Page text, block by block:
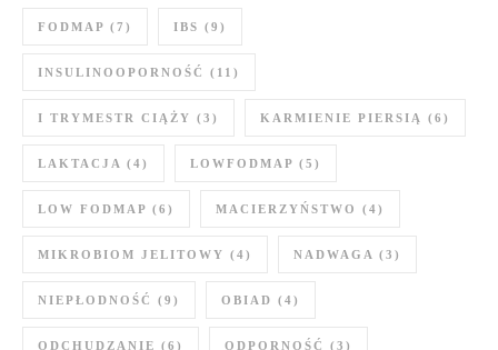
FODMAP (7) IBS (9)
INSULINOOPORNOŚĆ (11)
I TRYMESTR CIĄŻY (3) KARMIENIE PIERSIĄ (6)
LAKTACJA (4) LOWFODMAP (5)
LOW FODMAP (6) MACIERZYŃSTWO (4)
MIKROBIOM JELITOWY (4) NADWAGA (3)
NIEPŁODNOŚĆ (9) OBIAD (4)
ODCHUDZANIE (6) ODPORNOŚĆ (3)